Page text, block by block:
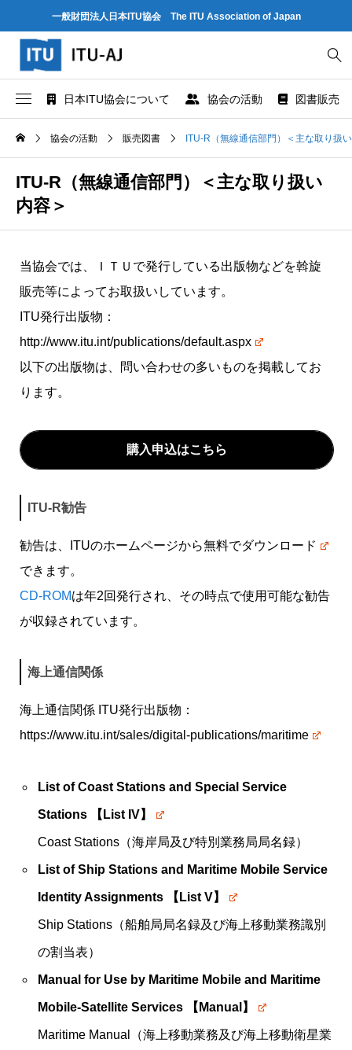
一般財団法人日本ITU協会 The ITU Association of Japan
日本ITU協会について 協会の活動 図書販売
協会概要
協会組織
業務および財務に関する資料
協会案内パンフレット
協会の所在地
世界情報社会・電気通信日記念行事
研究会
出版・情報活動
閲覧のご案内 - ITU関係出版物 -
人材育成
ITUクラブ
ITU とは
ITU-R 関係のデータ情報
ITU-T 関係のデータ情報
ITU勧告リスト
ITUメンバー情報（加盟国、参加企業・団体）
ITU関係会合・イベントカレンダー等
協会の活動 販売図書 ITU-R（無線通信部門）＜主な取り扱
ITU-R（無線通信部門）＜主な取り扱い
内容＞
当協会では、ＩＴＵで発行している出版物などを斡旋
販売等によってお取扱いしています。
ITU発行出版物：
http://www.itu.int/publications/default.aspx
以下の出版物は、問い合わせの多いものを掲載してお
ります。
購入申込はこちら
ITU-R勧告
勧告は、
ITUのホームページから無料でダウンロード
できます。
CD-ROMは年2回発行され、その時点で使用可能な勧告
が収録されています。
海上通信関係
海上通信関係 ITU発行出版物：
https://www.itu.int/sales/digital-publications/maritime
List of Coast Stations and Special Service
Stations 【List IV】
Coast Stations（海岸局及び特別業務局局名録）
List of Ship Stations and Maritime Mobile Service
Identity Assignments 【List V】
Ship Stations（船舶局局名録及び海上移動業務識別
の割当表）
Manual for Use by Maritime Mobile and Maritime
Mobile-Satellite Services 【Manual】
Maritime Manual（海上移動業務及び海上移動衛星業